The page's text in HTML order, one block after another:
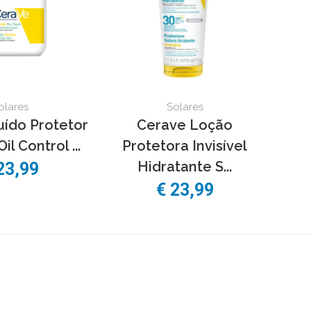
Protetor
Control ...
Solares
Cerave Loção
Protetora Invisível
Hidratante S...
€ 23,99